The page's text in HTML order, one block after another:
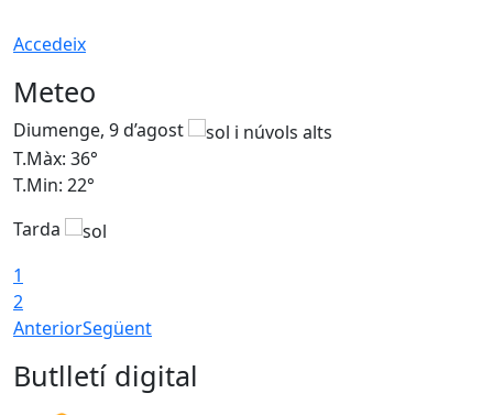
Accedeix
Meteo
Diumenge, 9 d’agost
T.Màx: 36°
T.Min: 22°
Tarda
1
2
AnteriorSegüent
Butlletí digital